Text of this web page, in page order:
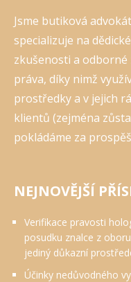
Jsme butiková
specializuje na
zkušenosti a
práva, díky nimž
prostředky a v jejich
klientů (zejména
pokládáme za
NEJNOVĚJŠÍ
Verifikace pravosti
posudku znalce z
jediný důkazní
Účinky nedůvodného